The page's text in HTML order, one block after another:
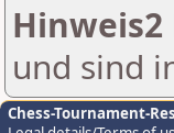
Hinweis2
und sind
Chess-Tournament-